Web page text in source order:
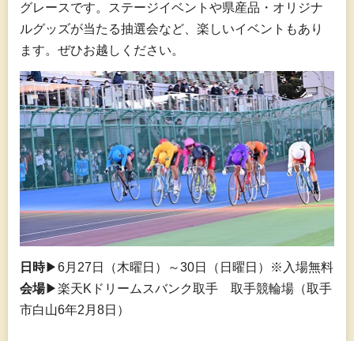
グレースです。ステージイベントや県産品・オリジナ
ルグッズが当たる抽選会など、楽しいイベントもあり
ます。ぜひお越しください。
日時▶6月27日（木曜日）～30日（日曜日）※入場無料
会場▶楽天Kドリームスバンク取手 取手競輪場（取手
市白山6年2月8日）